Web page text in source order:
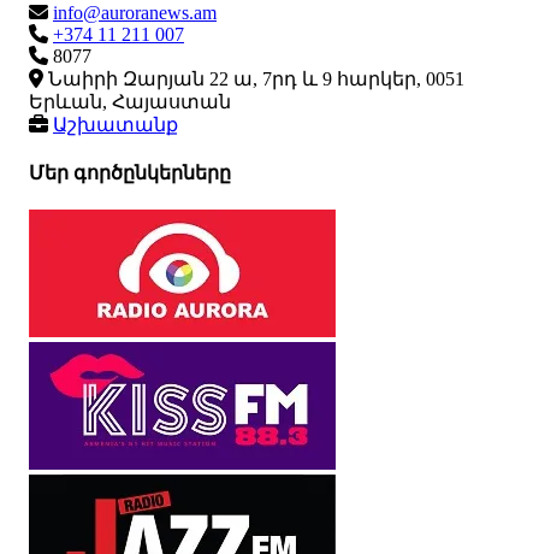
info@auroranews.am
+374 11 211 007
8077
Նաիրի Զարյան 22 ա, 7րդ և 9 հարկեր, 0051
Երևան, Հայաստան
Աշխատանք
Մեր գործընկերները